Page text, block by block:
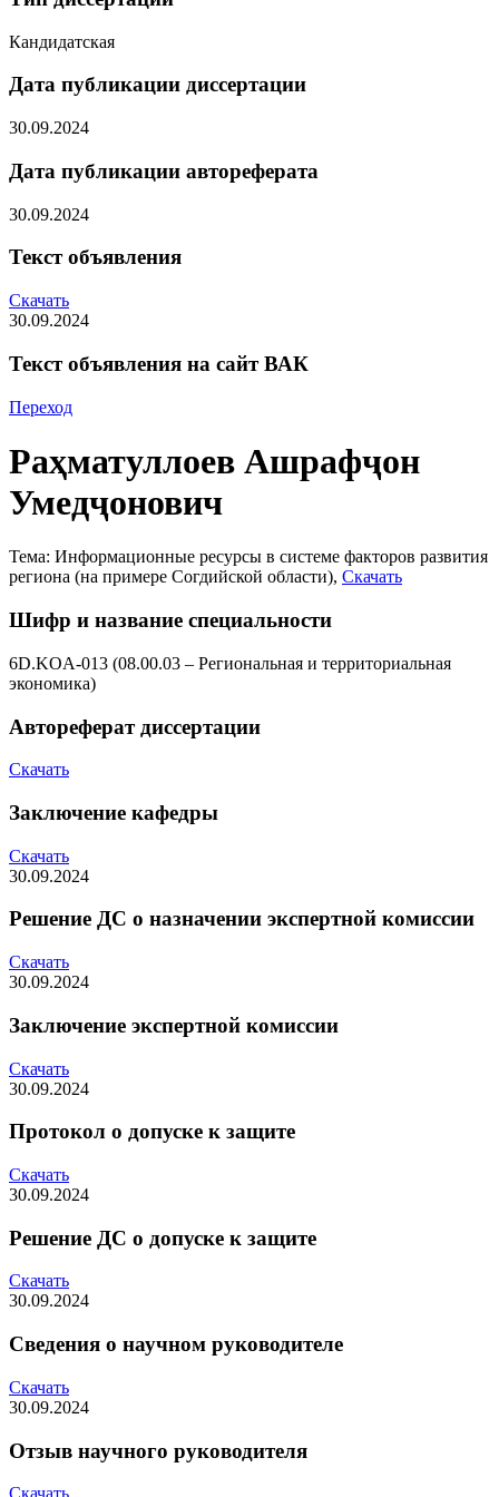
Кандидатская
Дата публикации диссертации
30.09.2024
Дата публикации автореферата
30.09.2024
Текст объявления
Скачать
30.09.2024
Текст объявления на сайт ВАК
Переход
Раҳматуллоев Ашрафҷон
Умедҷонович
Тема: Информационные ресурсы в системе факторов развития
региона (на примере Согдийской области), Скачать
Шифр и название специальности
6D.KOA-013 (08.00.03 – Региональная и территориальная
экономика)
Автореферат диссертации
Скачать
Заключение кафедры
Скачать
30.09.2024
Решение ДС о назначении экспертной комиссии
Скачать
30.09.2024
Заключение экспертной комиссии
Скачать
30.09.2024
Протокол о допуске к защите
Скачать
30.09.2024
Решение ДС о допуске к защите
Скачать
30.09.2024
Сведения о научном руководителе
Скачать
30.09.2024
Отзыв научного руководителя